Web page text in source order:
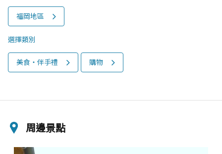
福岡地區
選擇類別
美食‧伴手禮 購物
周邊景點